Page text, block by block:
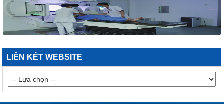
63/2026/NĐ-CP
Nghị định Quy định chi tiết một số điều và biện pháp thi hành
Luật bảo vệ bí mật nhà nước
LUẬT XỬ LÝ VI PHẠM HÀNH CHÍNH
190/2025/NĐ-CP
Nghị định Sửa đổi, bổ sung một số điều của Nghị định số
118/2021/NĐ-CP ngày 23 tháng 12 năm 2021 của Chính phủ
quy định chi tiết một số điều và biện pháp thi hành Luật Xử lý
LIÊN KẾT WEBSITE